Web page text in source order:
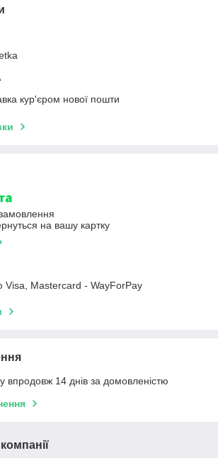
кур'єром нової пошти
на вашу картку
Visa, Mastercard - WayForPay
впродовж 14 днів за домовленістю